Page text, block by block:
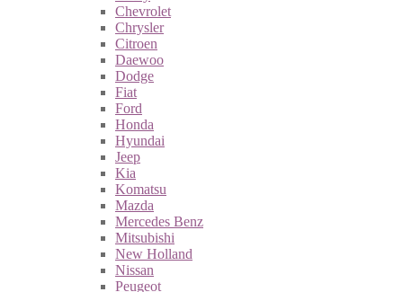
Chevrolet
Chrysler
Citroen
Daewoo
Dodge
Fiat
Ford
Honda
Hyundai
Jeep
Kia
Komatsu
Mazda
Mercedes Benz
Mitsubishi
New Holland
Nissan
Peugeot